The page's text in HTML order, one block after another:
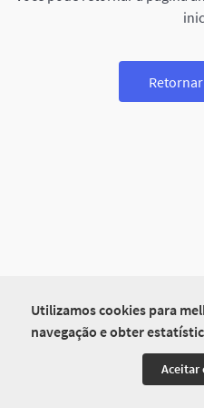
Utilizamos cookies para
navegação e obter
Aceitar